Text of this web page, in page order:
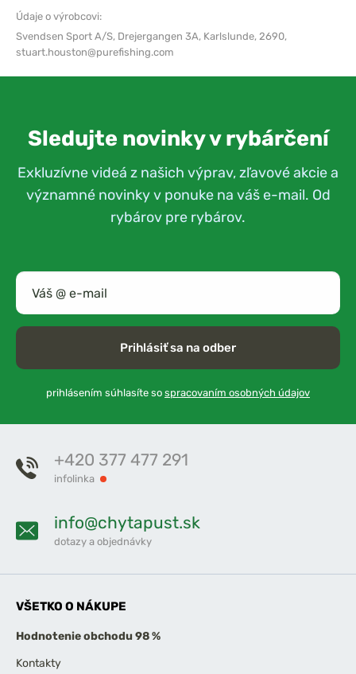
Údaje o výrobcovi:
Svendsen Sport A/S, Drejergangen 3A, Karlslunde, 2690,
stuart.houston@purefishing.com
Sledujte novinky v rybárčení
Exkluzívne videá z našich výprav, zľavové akcie a
významné novinky v ponuke na váš e-mail. Od
rybárov pre rybárov.
Prihlásiť sa na odber
prihlásením súhlasíte so spracovaním osobných údajov
+420 377 477 291
infolinka
info@chytapust.sk
dotazy a objednávky
VŠETKO O NÁKUPE
Hodnotenie obchodu 98 %
Kontakty